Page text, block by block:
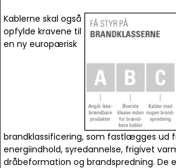
Kablerne skal også
opfylde kravene til
en ny europærisk
brandklassificering, som fastlægges ud
energiindhold, syredannelse, frigivet
dråbeformation og brandspredning. De